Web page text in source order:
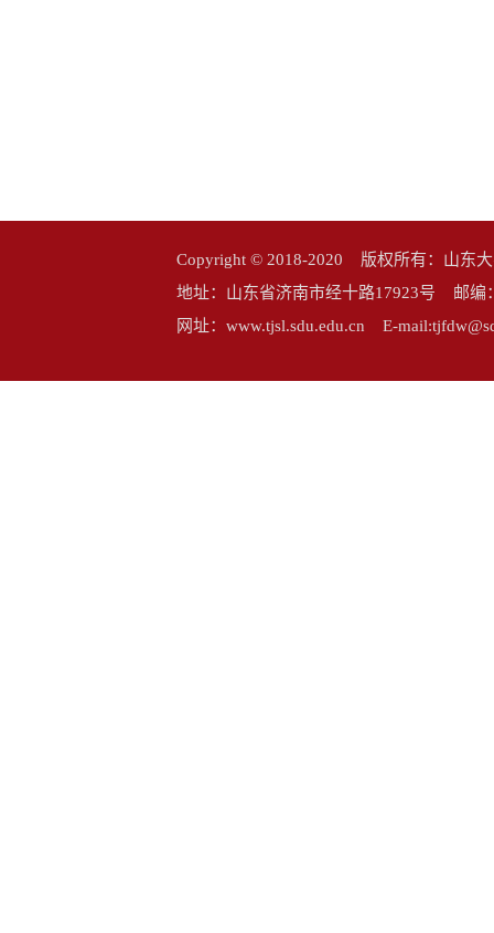
Copyright © 2018-2020 版权所有：山东
地址：山东省济南市经十路17923号 邮
网址：www.tjsl.sdu.edu.cn E-